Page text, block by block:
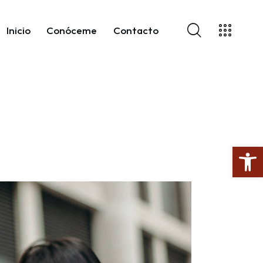
Abrir barra de herramientas
Inicio Conóceme Contacto